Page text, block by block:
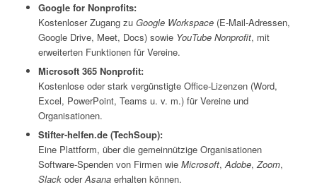
Google for Nonprofits:
Kostenloser Zugang zu Google Workspace(E-Mail-Adressen,
Google Drive, Meet, Docs) sowie YouTube Nonprofit, mit
erweiterten Funktionen für Vereine.
Microsoft 365 Nonprofit:
Kostenlose oder stark vergünstigte Office-Lizenzen (Word,
Excel, PowerPoint, Teams u. v. m.) für Vereine und
Organisationen.
Stifter-helfen.de (TechSoup):
Eine Plattform, über die gemeinnützige Organisationen
Software-Spenden von Firmen wie Microsoft,Adobe,Zoom,
SlackoderAsanaerhalten können.